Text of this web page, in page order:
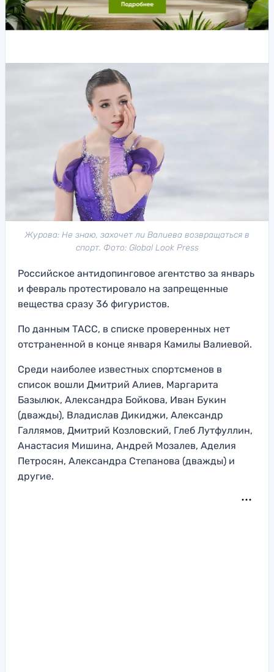
Журова: Не знаю, захочет ли Валиева возвращаться в
спорт. Фото: Global Look Press
Российское антидопинговое агентство за январь
и февраль протестировало на запрещенные
вещества сразу 36 фигуристов.
По данным ТАСС, в списке проверенных нет
отстраненной в конце января Камилы Валиевой.
Среди наиболее известных спортсменов в
список вошли Дмитрий Алиев, Маргарита
Базылюк, Александра Бойкова, Иван Букин
(дважды), Владислав Дикиджи, Александр
Галлямов, Дмитрий Козловский, Глеб Лутфуллин,
Анастасия Мишина, Андрей Мозалев, Аделия
Петросян, Александра Степанова (дважды) и
другие.